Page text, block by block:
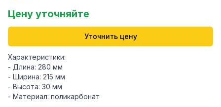
Цену уточняйте
Уточнить цену
Характеристики:
- Длина: 280 мм
- Ширина: 215 мм
- Высота: 30 мм
- Материал: поликарбонат